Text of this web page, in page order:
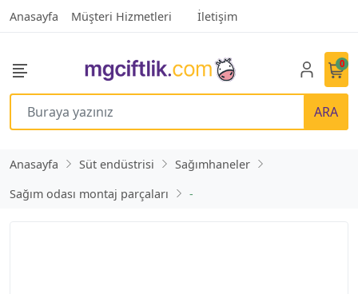
Anasayfa Müşteri Hizmetleri İletişim
ARA
0
Anasayfa Süt endüstrisi
Sağımhaneler
Sağım odası montaj parçaları
-